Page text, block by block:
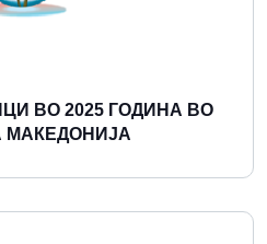
ВО 2025 ГОДИНА ВО
МАКЕДОНИЈА